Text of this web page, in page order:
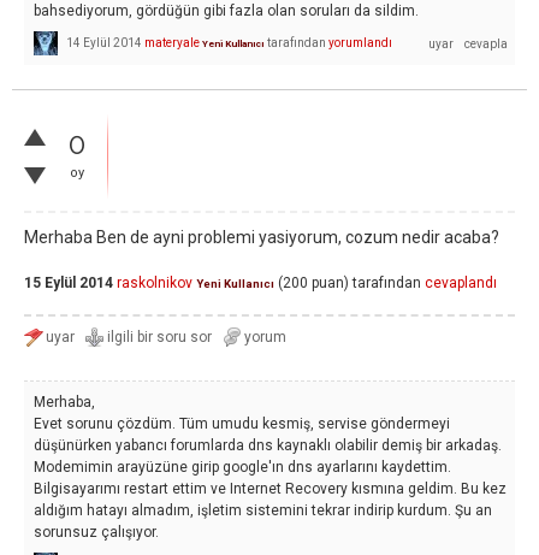
bahsediyorum, gördüğün gibi fazla olan soruları da sildim.
14 Eylül 2014 materyale Yeni Kullanıcı tarafından yorumlandı
0
oy
Merhaba Ben de ayni problemi yasiyorum, cozum nedir acaba?
15 Eylül 2014 raskolnikov Yeni Kullanıcı (200 puan) tarafından cevaplandı
Merhaba,
Evet sorunu çözdüm. Tüm umudu kesmiş, servise göndermeyi
düşünürken yabancı forumlarda dns kaynaklı olabilir demiş bir arkadaş.
Modemimin arayüzüne girip google'ın dns ayarlarını kaydettim.
Bilgisayarımı restart ettim ve Internet Recovery kısmına geldim. Bu kez
aldığım hatayı almadım, işletim sistemini tekrar indirip kurdum. Şu an
sorunsuz çalışıyor.